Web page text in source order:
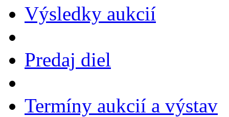
Výsledky aukcií
Predaj diel
Termíny aukcií a výstav